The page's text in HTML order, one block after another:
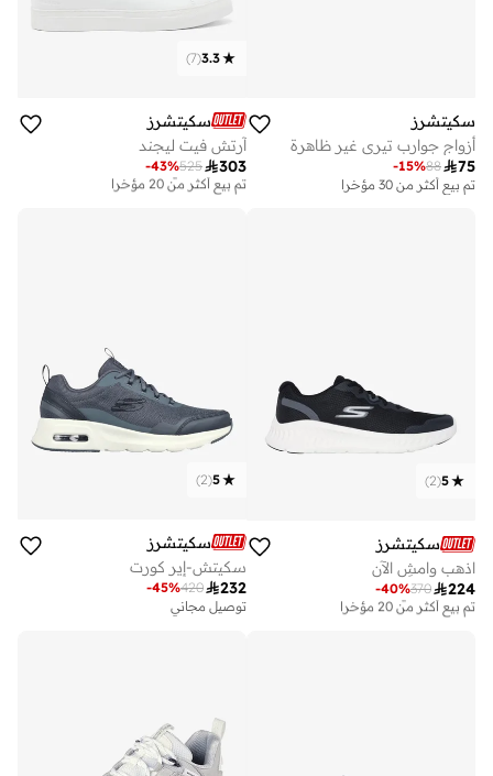
سكيتشرز
أزواج جوارب تيري غير ظاهرة
75
88
-15%
تم بيع أكثر من 30 مؤخرا
3.3
(
7
)
سكيتشرز
آرتش فيت ليجند
303
525
-43%
توصيل مجاني
تم بيع أكثر من 20 مؤخرا
5
(
2
)
سكيتشرز
اذهب وامشِ الآن
224
370
-40%
توصيل مجاني
تم بيع أكثر من 20 مؤخرا
5
(
2
)
سكيتشرز
سكيتش-إير كورت
232
420
-45%
توصيل مجاني